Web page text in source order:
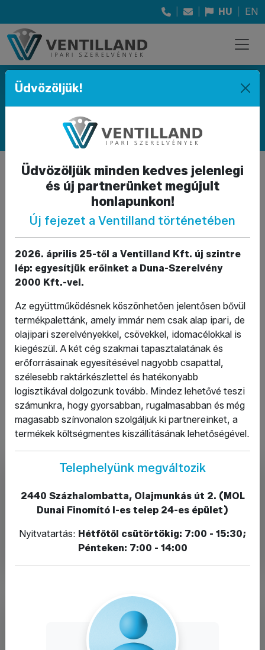
HU EN
Termékkategóriák
FORGALMAZOTT TERMÉKKATEGÓRIÁNK
Back to parent
Idomok és csővezeték
elemek
Az összeépítéshez szükséges
csoportosítva.
Horganyzott idomok:
Hegeszthető idomok:forcsőív, edényfenék,
kovácsolt karmantyú, menetvég, szűkítők, T-
idomok
Saválló termékek:szelepek, idomok,
közcsavarok, hollandik
KPE termékek:csövek és csatlakozó idomok
Karimák:hegtoldatos, menetes, lapos, laza,
vak, kötőgyűrűk
Üdvözöljük!
Üdvözöljük minden kedves jelenlegi
és új partnerünket megújult
honlapunkon!
Új fejezet a Ventilland történetében
2026. április 25-től a Ventilland Kft. új szintre
lép: egyesítjük erőinket a Duna-Szerelvény
2000 Kft.-vel.
Az együttműködésnek köszönhetően jelentősen bővül
termékpalettánk, amely immár nem csak alap ipari, de
olajipari szerelvényekkel, csövekkel, idomacélokkal is
kiegészül. A két cég szakmai tapasztalatának és
erőforrásainak egyesítésével nagyobb csapattal,
szélesebb raktárkészlettel és hatékonyabb
logisztikával dolgozunk tovább. Mindez lehetővé teszi
számunkra, hogy gyorsabban, rugalmasabban és még
magasabb színvonalon szolgáljuk ki partnereinket, a
termékek költségmentes kiszállı́tásának lehetőségével.
Telephelyünk megváltozik
2440 Százhalombatta, Olajmunkás út 2. (MOL
Dunai Finomító I-es telep 24-es épület)
Nyitvatartás: Hétfőtől csütörtökig: 7:00 - 15:30;
Pénteken: 7:00 - 14:00